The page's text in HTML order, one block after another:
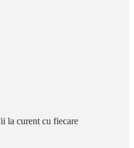
la curent cu fiecare